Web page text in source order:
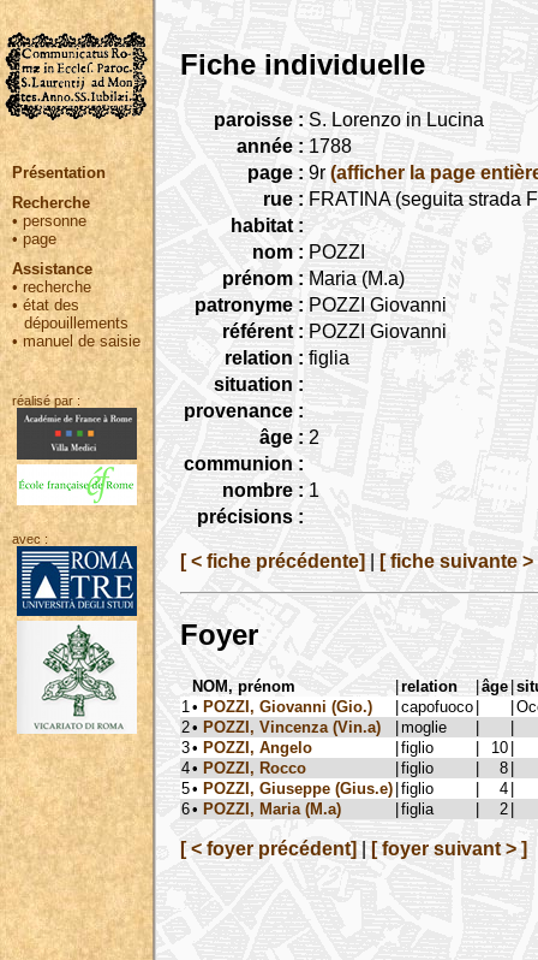
Présentation
Recherche
• personne
•page
Assistance
• recherche
•état des
dépouillements
•manuel de saisie
réalisé par :
avec :
Fiche individuelle
paroisse : S. Lorenzo in Lucina
année : 1788
page : 9r (afficher la page
rue : FRATINA (seguita strada
habitat :
nom : POZZI
prénom : Maria (M.a)
patronyme : POZZI Giovanni
référent : POZZI Giovanni
relation : figlia
situation :
provenance :
âge : 2
communion :
nombre : 1
précisions :
[ < fiche précédente] [ fiche suivante >
Foyer
NOM, prénom |relation |âge |
1 • POZZI, Giovanni (Gio.) |capofuoco | |
2• POZZI, Vincenza (Vin.a) |moglie |
|
3• POZZI, Angelo |figlio | 10 |
4• POZZI, Rocco |figlio | 8 |
5• POZZI, Giuseppe (Gius.e) |figlio | 4 |
6• POZZI, Maria (M.a) |figlia | 2 |
[ < foyer précédent] [ foyer suivant > ]